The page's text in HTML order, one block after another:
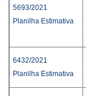
5693/2021
Planilha Estimativa
6432/2021
Planilha Estimativa